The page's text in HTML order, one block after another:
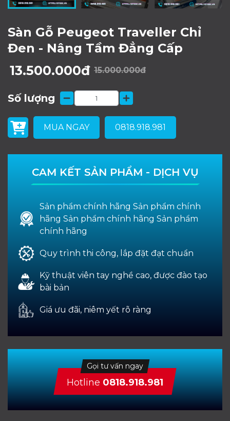
Sàn Gỗ Peugeot Traveller Chỉ
Đen - Nâng Tầm Đẳng Cấp
13.500.000đ 15.000.000đ
Số lượng
MUA NGAY 0818.918.981
CAM KẾT SẢN PHẨM - DỊCH VỤ
Sản phẩm chính hãng Sản phẩm chính
hãng Sản phẩm chính hãng Sản phẩm
chính hãng
Quy trình thi công, lắp đặt đạt chuẩn
Kỹ thuật viên tay nghề cao, được đào tạo
bài bản
Giá ưu đãi, niêm yết rõ ràng
Gọi tư vấn ngay
Hotline 0818.918.981